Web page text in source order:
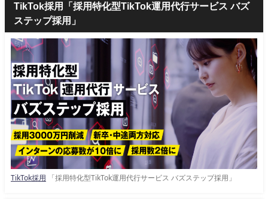
TikTok採用「採用特化型TikTok運用代行サービス バズ
ステップ採用」
TikTok採用 「採用特化型TikTok運用代行サービス バズステップ採用」